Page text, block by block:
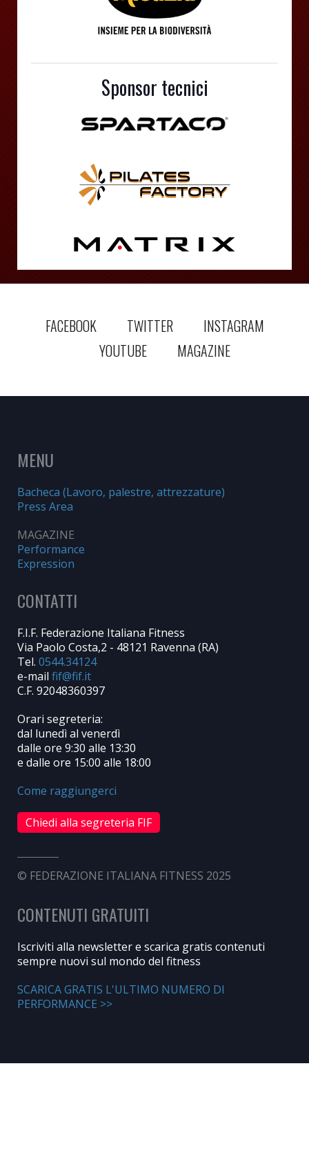
Sponsor tecnici
FACEBOOK TWITTER
INSTAGRAM
YOUTUBE
MAGAZINE
MENU
Bacheca (Lavoro, palestre, attrezzature)
Press Area
MAGAZINE
Performance
Expression
CONTATTI
F.I.F. Federazione Italiana Fitness
Via Paolo Costa,2 - 48121 Ravenna (RA)
Tel. 0544.34124
e-mail
C.F. 92048360397
Orari segreteria:
dal lunedì al venerdì
dalle ore 9:30 alle 13:30
e dalle ore 15:00 alle 18:00
Come raggiungerci
Chiedi alla segreteria FIF
© FEDERAZIONE ITALIANA FITNESS 2025
CONTENUTI GRATUITI
Iscriviti alla newsletter e scarica gratis contenuti
sempre nuovi sul mondo del fitness
SCARICA GRATIS L'ULTIMO NUMERO DI
PERFORMANCE >>